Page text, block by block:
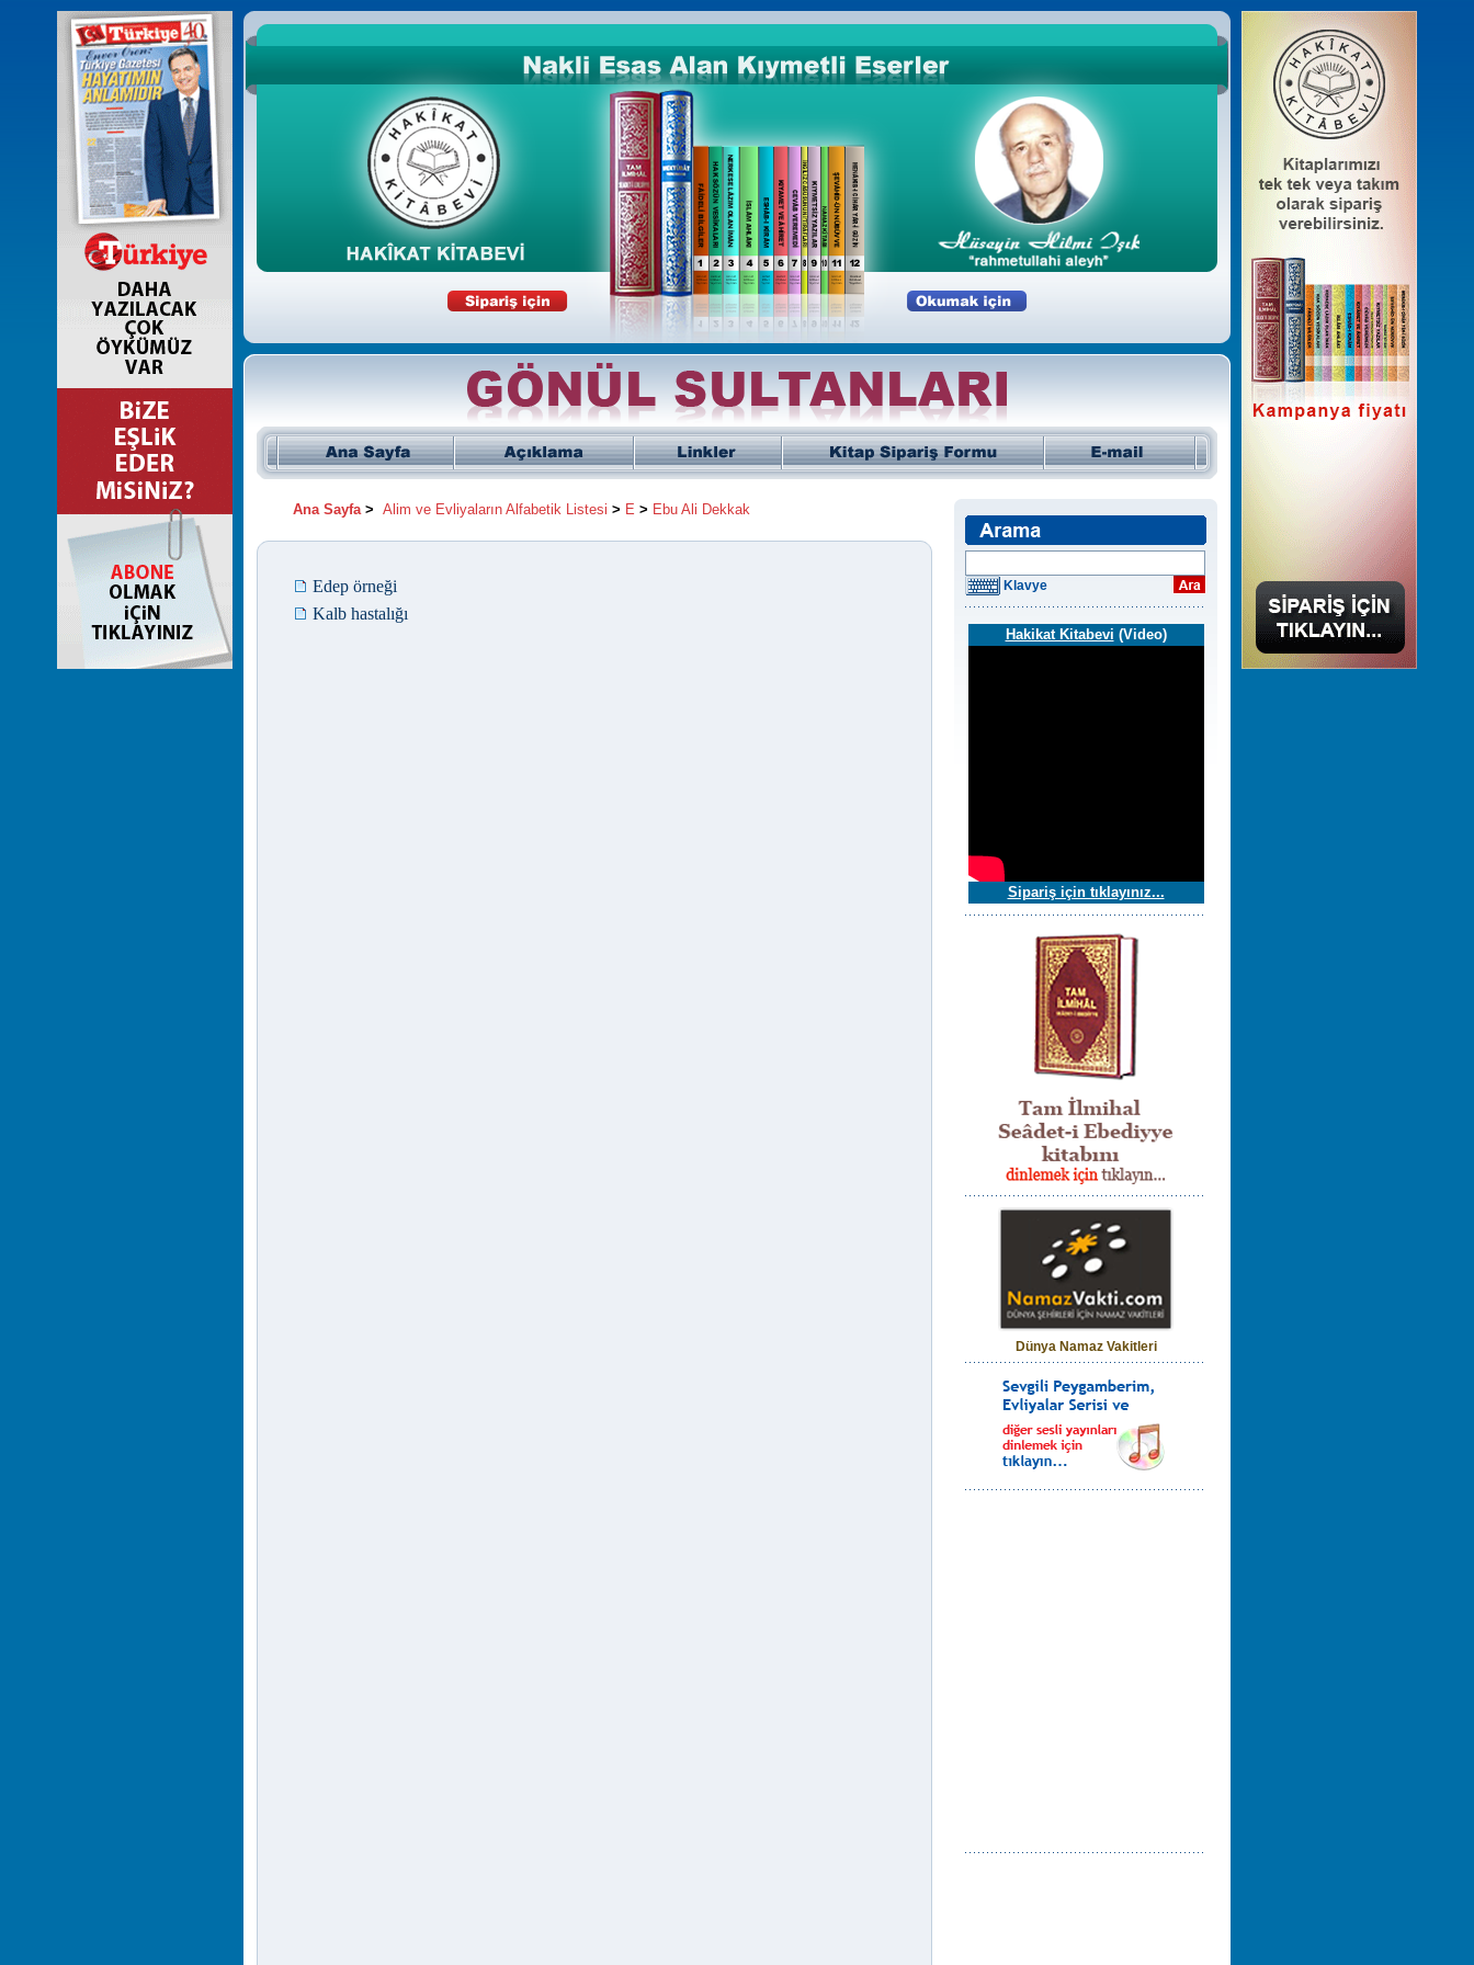
Ana Sayfa> Alim ve Evliyaların Alfabetik Listesi > E > Ebu Ali Dekkak
Edep örneği
Kalb hastalığı
Klavye
Hakikat Kitabevi (Video)
Sipariş için tıklayınız...
Dünya Namaz Vakitleri